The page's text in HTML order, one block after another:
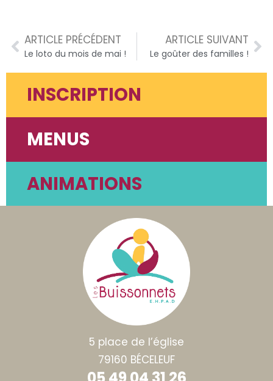
ARTICLE PRÉCÉDENT
Le loto du mois de mai !
ARTICLE SUIVANT
Le goûter des familles !
INSCRIPTION
MENUS
ANIMATIONS
5 place de l’église
79160 BÉCELEUF